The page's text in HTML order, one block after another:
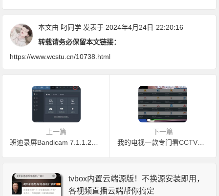
本文由 叼同学 发表于 2024年4月24日 22:20:16
转载请务必保留本文链接：
https://www.wcstu.cn/10738.html
上一篇
班迪录屏Bandicam 7.1.1.2158 免激活中文绿色版，录制时间无限制，录制大于十分钟视频均无水印
下一篇
我的电视一款专门看CCTV与地方台的软件！纯绿色无广告-关联TVBOX
tvbox内置云端源版！不换源安装即用，
各视频直播云端帮你搞定